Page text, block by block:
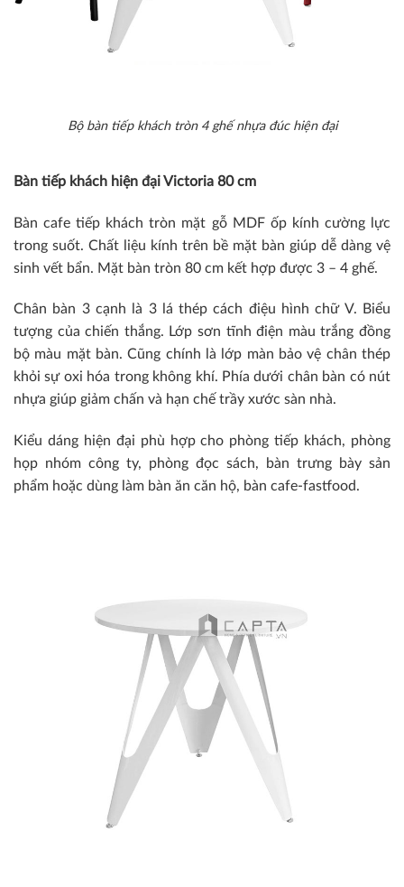
Bộ bàn tiếp khách tròn 4 ghế nhựa đúc hiện đại
Bàn tiếp khách hiện đại Victoria 80 cm
Bàn cafe tiếp khách tròn mặt gỗ MDF ốp kính cường lực
trong suốt. Chất liệu kính trên bề mặt bàn giúp dễ dàng vệ
sinh vết bẩn. Mặt bàn tròn 80 cm kết hợp được 3 – 4 ghế.
Chân bàn 3 cạnh là 3 lá thép cách điệu hình chữ V. Biểu
tượng của chiến thắng. Lớp sơn tĩnh điện màu trắng đồng
bộ màu mặt bàn. Cũng chính là lớp màn bảo vệ chân thép
khỏi sự oxi hóa trong không khí. Phía dưới chân bàn có nút
nhựa giúp giảm chấn và hạn chế trầy xước sàn nhà.
Kiểu dáng hiện đại phù hợp cho phòng tiếp khách, phòng
họp nhóm công ty, phòng đọc sách, bàn trưng bày sản
phẩm hoặc dùng làm bàn ăn căn hộ, bàn cafe-fastfood.